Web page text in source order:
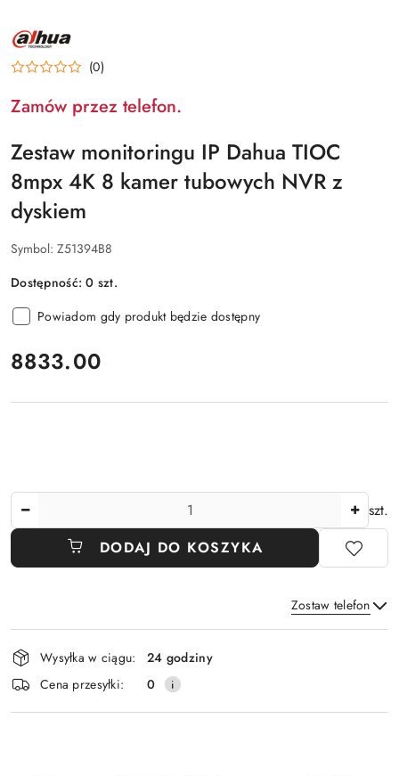
NAZWA
PRODUCENTA:
DAHUA
(0)
Zamów przez telefon.
Zestaw monitoringu IP Dahua TIOC
8mpx 4K 8 kamer tubowych NVR z
dyskiem
Symbol: Z51394B8
Dostępność:0 szt.
Powiadom gdy produkt będzie dostępny
cena:
8833.00
szt.
DODAJ DO KOSZYKA
Zostaw telefon
Wyślij
Dostępność
i
dostawa
Wysyłka w ciągu:
24 godziny
Cena przesyłki:
0